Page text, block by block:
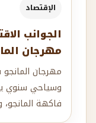
الإقتصاد
الجوانب
مهرجان
وسياحي سنوي
فاكهة المانجو،